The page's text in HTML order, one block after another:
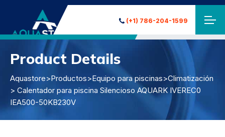
(+1) 786-204-1599
Product Details
Aquastore>Productos>Equipo para piscinas>Climatización
> Calentador para piscina Silencioso AQUARK IVEREC0
IEA500-50KB230V